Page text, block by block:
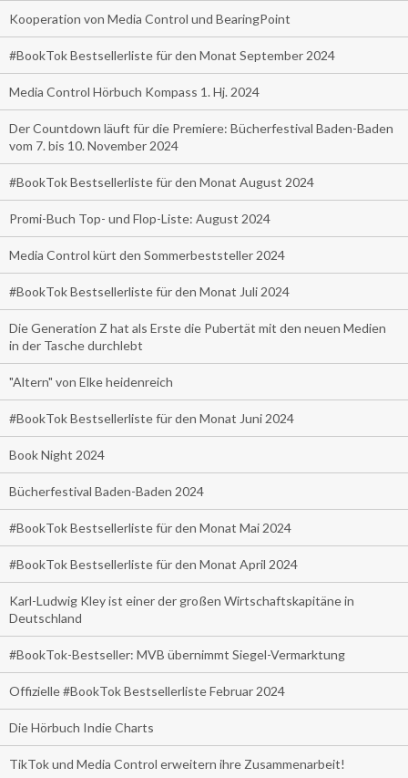
Kooperation von Media Control und BearingPoint
#BookTok Bestsellerliste für den Monat September 2024
Media Control Hörbuch Kompass 1. Hj. 2024
Der Countdown läuft für die Premiere: Bücherfestival Baden-Baden
vom 7. bis 10. November 2024
#BookTok Bestsellerliste für den Monat August 2024
Promi-Buch Top- und Flop-Liste: August 2024
Media Control kürt den Sommerbeststeller 2024
#BookTok Bestsellerliste für den Monat Juli 2024
Die Generation Z hat als Erste die Pubertät mit den neuen Medien
in der Tasche durchlebt
"Altern" von Elke heidenreich
#BookTok Bestsellerliste für den Monat Juni 2024
Book Night 2024
Bücherfestival Baden-Baden 2024
#BookTok Bestsellerliste für den Monat Mai 2024
#BookTok Bestsellerliste für den Monat April 2024
Karl-Ludwig Kley ist einer der großen Wirtschaftskapitäne in
Deutschland
#BookTok-Bestseller: MVB übernimmt Siegel-Vermarktung
Offizielle #BookTok Bestsellerliste Februar 2024
Die Hörbuch Indie Charts
TikTok und Media Control erweitern ihre Zusammenarbeit!